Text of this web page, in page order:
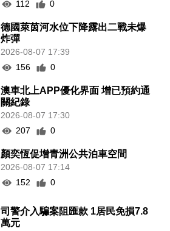
112 0
德國萊茵河水位下降露出二戰未爆
炸彈
2026-08-07 17:39
156
0
澳車北上APP優化界面 增已預約通
關紀錄
2026-08-07 17:30
207
0
顏奕恆促增青洲公共泊車空間
2026-08-07 17:14
152
0
司警介入騙案阻匯款 1居民免損7.8
萬元